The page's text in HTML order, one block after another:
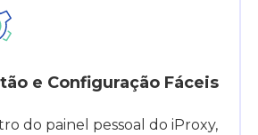
e Configuração Fáceis
do painel pessoal do iProxy,